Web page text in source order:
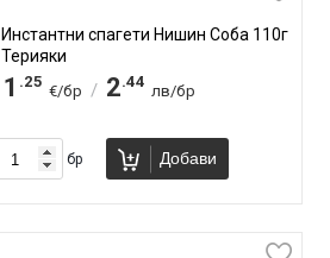
Инстантни спагети Нишин Соба 110г
Терияки
1 .25
€/бр / 2.44
лв/бр
бр Добави